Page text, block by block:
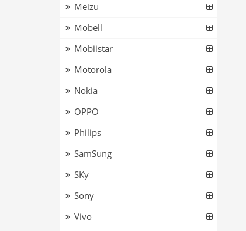
Meizu
Mobell
Mobiistar
Motorola
Nokia
OPPO
Philips
SamSung
SKy
Sony
Vivo